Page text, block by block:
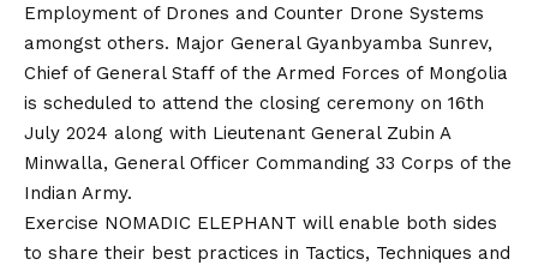
Employment of Drones and Counter Drone Systems
amongst others. Major General Gyanbyamba Sunrev,
Chief of General Staff of the Armed Forces of Mongolia
is scheduled to attend the closing ceremony on 16th
July 2024 along with Lieutenant General Zubin A
Minwalla, General Officer Commanding 33 Corps of the
Indian Army.
Exercise NOMADIC ELEPHANT will enable both sides
to share their best practices in Tactics, Techniques and